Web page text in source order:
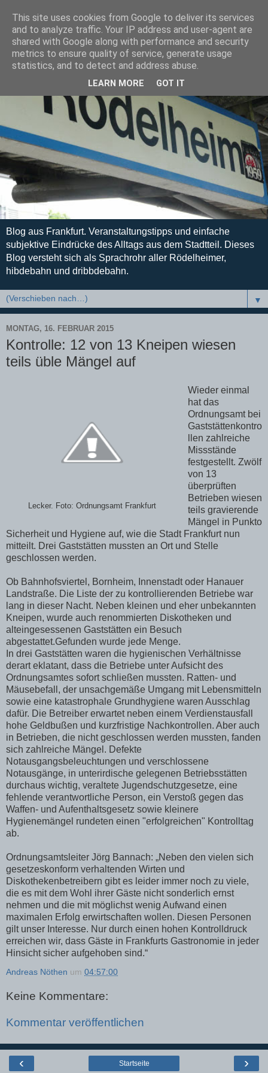
Blog aus Frankfurt. Veranstaltungstipps und einfache
subjektive Eindrücke des Alltags aus dem Stadtteil. Dieses
Blog versteht sich als Sprachrohr aller Rödelheimer,
hibdebahn und dribbdebahn.
▼
MONTAG, 16. FEBRUAR 2015
Kontrolle: 12 von 13 Kneipen wiesen
teils üble Mängel auf
Lecker. Foto: Ordnungsamt Frankfurt
Wieder einmal
hat das
Ordnungsamt bei
Gaststättenkontro
llen zahlreiche
Missstände
festgestellt. Zwölf
von 13
überprüften
Betrieben wiesen
teils gravierende
Mängel in Punkto
Sicherheit und Hygiene auf, wie die Stadt Frankfurt nun
mitteilt. Drei Gaststätten mussten an Ort und Stelle
geschlossen werden.
Ob Bahnhofsviertel, Bornheim, Innenstadt oder Hanauer
Landstraße. Die Liste der zu kontrollierenden Betriebe war
lang in dieser Nacht. Neben kleinen und eher unbekannten
Kneipen, wurde auch renommierten Diskotheken und
alteingesessenen Gaststätten ein Besuch
abgestattet.Gefunden wurde jede Menge.
In drei Gaststätten waren die hygienischen Verhältnisse
derart eklatant, dass die Betriebe unter Aufsicht des
Ordnungsamtes sofort schließen mussten. Ratten- und
Mäusebefall, der unsachgemäße Umgang mit Lebensmitteln
sowie eine katastrophale Grundhygiene waren Ausschlag
dafür. Die Betreiber erwartet neben einem Verdienstausfall
hohe Geldbußen und kurzfristige Nachkontrollen. Aber auch
in Betrieben, die nicht geschlossen werden mussten, fanden
sich zahlreiche Mängel. Defekte
Notausgangsbeleuchtungen und verschlossene
Notausgänge, in unterirdische gelegenen Betriebsstätten
durchaus wichtig, veraltete Jugendschutzgesetze, eine
fehlende verantwortliche Person, ein Verstoß gegen das
Waffen- und Aufenthaltsgesetz sowie kleinere
Hygienemängel rundeten einen "erfolgreichen" Kontrolltag
ab.
Ordnungsamtsleiter Jörg Bannach: „Neben den vielen sich
gesetzeskonform verhaltenden Wirten und
Diskothekenbetreibern gibt es leider immer noch zu viele,
die es mit dem Wohl ihrer Gäste nicht sonderlich ernst
nehmen und die mit möglichst wenig Aufwand einen
maximalen Erfolg erwirtschaften wollen. Diesen Personen
gilt unser Interesse. Nur durch einen hohen Kontrolldruck
erreichen wir, dass Gäste in Frankfurts Gastronomie in jeder
Hinsicht sicher aufgehoben sind.“
Andreas Nöthen um 04:57:00
Keine Kommentare:
Kommentar veröffentlichen
‹ ›
Startseite
This site uses cookies from Google to deliver its services
and to analyze traffic. Your IP address and user-agent are
shared with Google along with performance and security
metrics to ensure quality of service, generate usage
statistics, and to detect and address abuse.
LEARN MORE GOT IT